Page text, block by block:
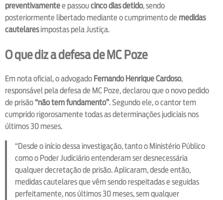
preventivamentee passoucinco dias detido, sendo
posteriormente libertado mediante o cumprimento de medidas
cautelaresimpostas pela Justiça.
O que diz a defesa de MC Poze
Em nota oficial, o advogado Fernando Henrique Cardoso,
responsável pela defesa de MC Poze, declarou que o novo pedido
de prisão“não tem fundamento”. Segundo ele, o cantor tem
cumprido rigorosamente todas as determinações judiciais nos
últimos 30 meses.
“Desde o início dessa investigação, tanto o Ministério Público
como o Poder Judiciário entenderam ser desnecessária
qualquer decretação de prisão. Aplicaram, desde então,
medidas cautelares que vêm sendo respeitadas e seguidas
perfeitamente, nos últimos 30 meses, sem qualquer